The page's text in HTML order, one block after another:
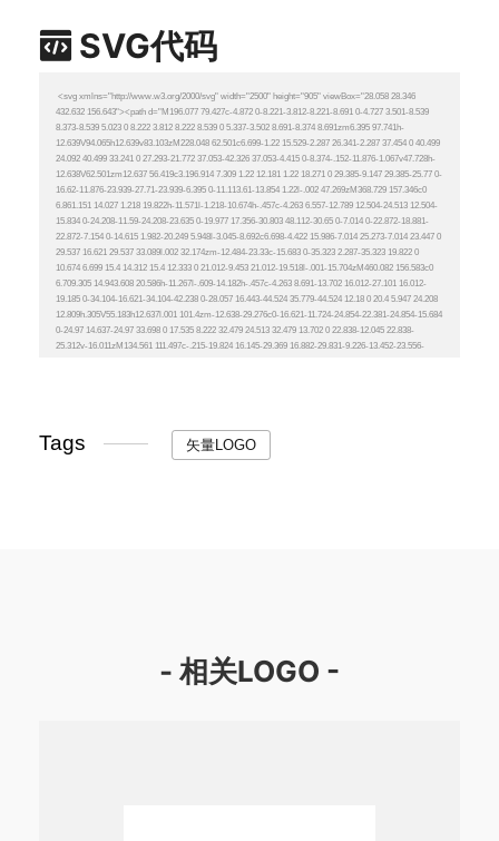
SVG代码
Tags 矢量LOGO
- 相关LOGO -